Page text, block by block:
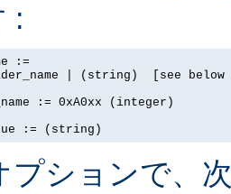
:
:=
| (string)  [see below
:= 0xA0xx (integer)
:= (string)
プションで、